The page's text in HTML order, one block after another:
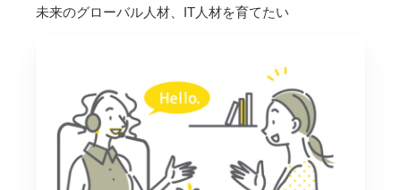
未来のグローバル人材、IT人材を育てたい